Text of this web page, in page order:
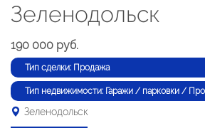
Зеленодольск
190 000 руб.
Тип сделки: Продажа
Тип недвижимости: Гаражи / парковки /
Зеленодольск